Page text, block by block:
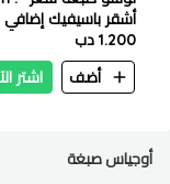
مل
1.200 دب
أضف
اشتر
أوجياس صبغة